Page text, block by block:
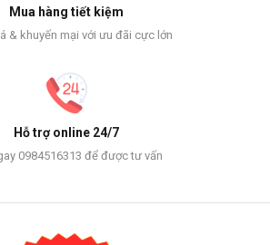
Mua hàng tiết kiệm
& khuyến mại với ưu đãi cực lớn
Hỗ trợ online 24/7
0984516313 để được tư vấn